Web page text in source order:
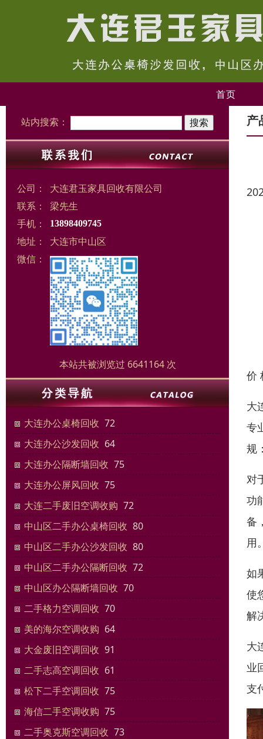
首页
站内搜索：
公司：
大连君玉家具回收有限公司
联系：
梁先生
手机：
13898409745
地址：
大连市中山区
微信：
本站共被浏览过 6641164 次
大连办公桌椅回收 72
大连办公沙发回收 64
大连办公隔断墙回收 75
大连办公屏风回收 75
大连二手废旧空调收购 72
中山区二手办公桌椅回收 80
中山区二手办公沙发回收 80
中山区二手办公隔断回收 72
中山区办公隔断墙回收 70
二手格力空调回收 70
美的海尔空调收购 64
大金废旧空调回收 91
二手志高空调回收 61
松下二手空调回收 75
海信二手空调收购 75
二手奥克斯空调回收 73
产
价
大
专
规
对
功
备
用
如
使
解
大
业
支